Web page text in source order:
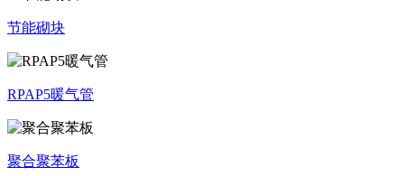
节能砌块
RPAP5暖气管
聚合聚苯板